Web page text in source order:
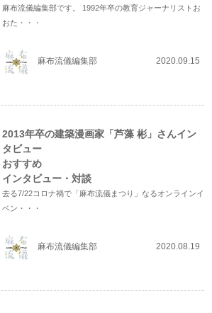
麻布流儀編集部です。 1992年卒の教育ジャーナリストお
おた・・・
麻布流儀編集部 2020.09.15
2013年卒の建築漫画家「芦藻 彬」さんイン
タビュー
おすすめ
インタビュー・対談
去る7/22コロナ禍で「麻布流儀まつり」なるオンラインイ
ベン・・・
麻布流儀編集部 2020.08.19